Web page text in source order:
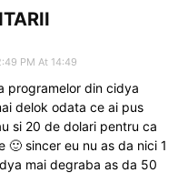
PM At 14:49
programelor din cidya
delok odata ce ai pus
si 20 de dolari pentru ca
🙂 sincer eu nu as da nici 1
mai degraba as da 50